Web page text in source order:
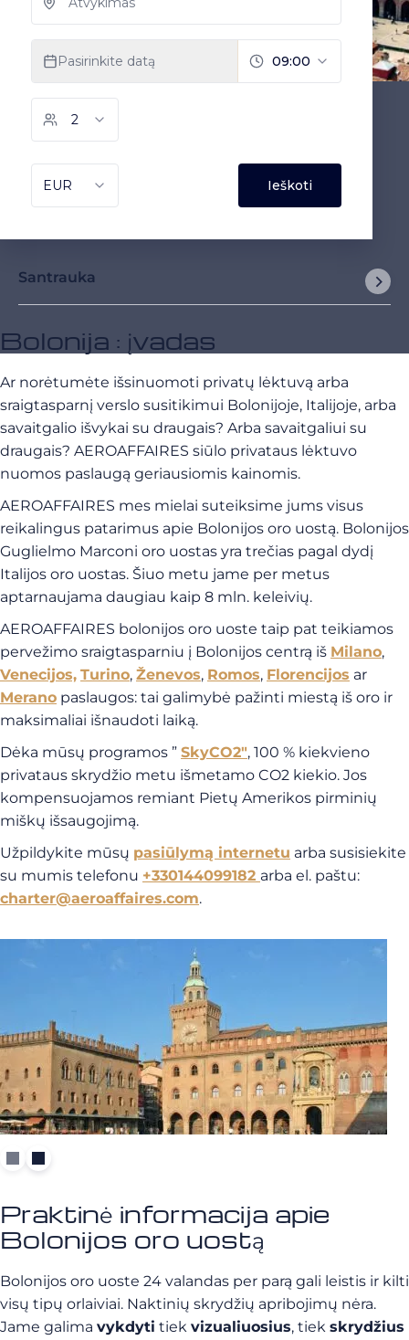
Santrauka
Bolonija : įvadas
Ar norėtumėte išsinuomoti privatų lėktuvą arba
sraigtasparnį verslo susitikimui Bolonijoje, Italijoje, arba
savaitgalio išvykai su draugais? Arba savaitgaliui su
draugais? AEROAFFAIRES siūlo privataus lėktuvo
nuomos paslaugą geriausiomis kainomis.
AEROAFFAIRES mes mielai suteiksime jums visus
reikalingus patarimus apie Bolonijos oro uostą. Bolonijos
Guglielmo Marconi oro uostas yra trečias pagal dydį
Italijos oro uostas. Šiuo metu jame per metus
aptarnaujama daugiau kaip 8 mln. keleivių.
AEROAFFAIRES bolonijos oro uoste taip pat teikiamos
pervežimo sraigtasparniu į Bolonijos centrą iš Milano,
Venecijos, Turino, Ženevos, Romos, Florencijos ar
Merano paslaugos: tai galimybė pažinti miestą iš oro ir
maksimaliai išnaudoti laiką.
Dėka mūsų programos ” SkyCO2″, 100 % kiekvieno
privataus skrydžio metu išmetamo CO2 kiekio. Jos
kompensuojamos remiant Pietų Amerikos pirminių
miškų išsaugojimą.
Užpildykite mūsų pasiūlymą internetu arba susisiekite
su mumis telefonu +330144099182 arba el. paštu:
charter@aeroaffaires.com.
Praktinė informacija apie
Bolonijos oro uostą
Bolonijos oro uoste 24 valandas per parą gali leistis ir kilti
visų tipų orlaiviai. Naktinių skrydžių apribojimų nėra.
Jame galima vykdyti tiek vizualiuosius, tiek skrydžius